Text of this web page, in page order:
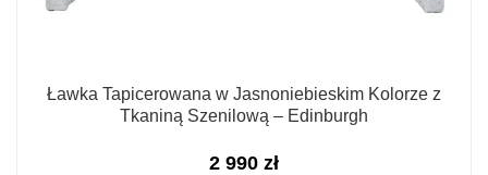
Ławka Tapicerowana w Jasnoniebieskim Kolorze z
Tkaniną Szenilową – Edinburgh
2 990 zł